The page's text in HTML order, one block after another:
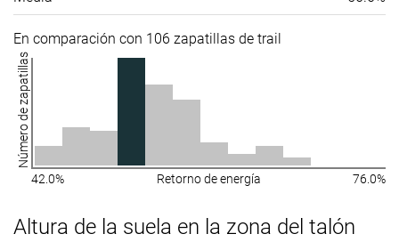
En comparación con 106 zapatillas de trail
Número de zapatillas
42.0% Retorno de energía 76.0%
Altura de la suela en la zona del talón